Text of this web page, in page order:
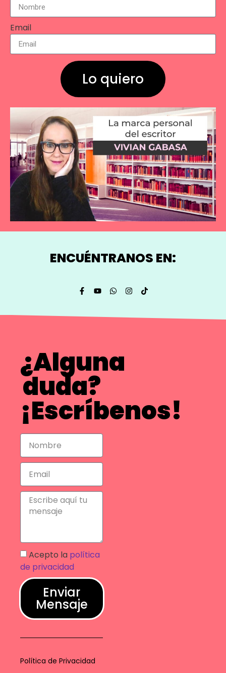
Email
Lo quiero
ENCUÉNTRANOS EN:
¿Alguna
duda?
¡Escríbenos!
Acepto la política
de privacidad
Enviar
Mensaje
Política de Privacidad